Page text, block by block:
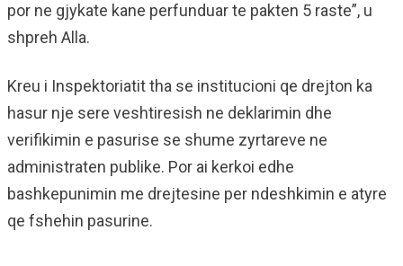
por ne gjykate kane perfunduar te pakten 5 raste”, u
shpreh Alla.
Kreu i Inspektoriatit tha se institucioni qe drejton ka
hasur nje sere veshtiresish ne deklarimin dhe
verifikimin e pasurise se shume zyrtareve ne
administraten publike. Por ai kerkoi edhe
bashkepunimin me drejtesine per ndeshkimin e atyre
qe fshehin pasurine.